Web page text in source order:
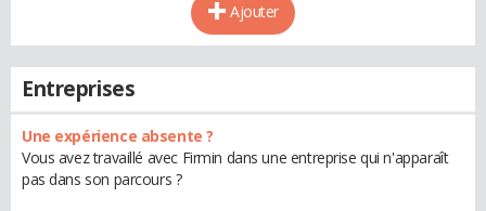
Ajouter
Entreprises
Une expérience absente ?
Vous avez travaillé avec Firmin dans une entreprise qui n'apparaît
pas dans son parcours ?